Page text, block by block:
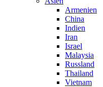
Armenien
China
Indien
Iran
Israel
Malaysia
Russland
Thailand
Vietnam